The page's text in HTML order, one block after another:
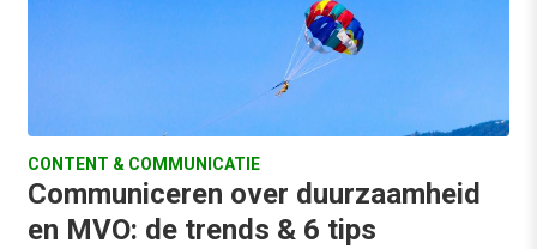
CONTENT & COMMUNICATIE
Communiceren over duurzaamheid
en MVO: de trends & 6 tips